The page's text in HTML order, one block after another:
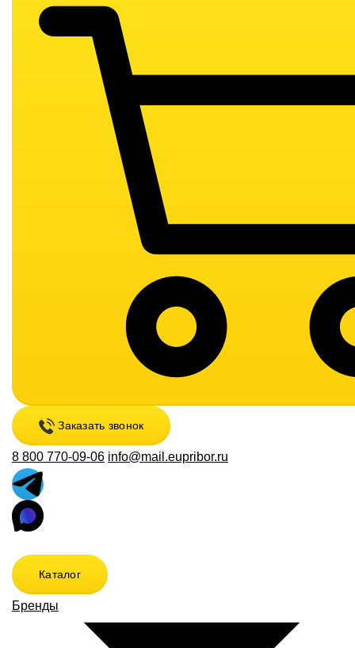
Заказать звонок
8 800 770-09-06 info@mail.eupribor.ru
Каталог
Бренды